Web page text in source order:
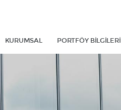
KURUMSAL PORTFÖY BİLGİLERİ